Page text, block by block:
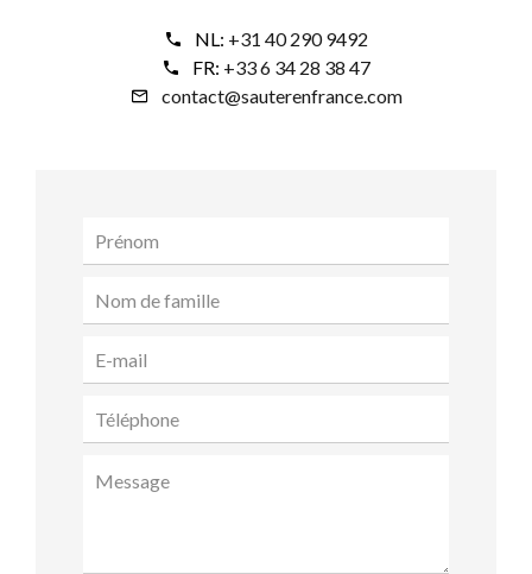
NL: +31 40 290 9492
FR: +33 6 34 28 38 47
contact@sauterenfrance.com